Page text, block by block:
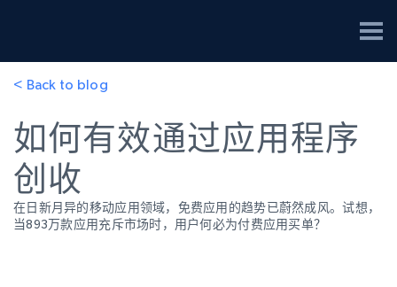
< Back to blog
如何有效通过应用程序
创收
在日新月异的移动应用领域，免费应用的趋势已蔚然成风。试想，
当893万款应用充斥市场时，用户何必为付费应用买单？